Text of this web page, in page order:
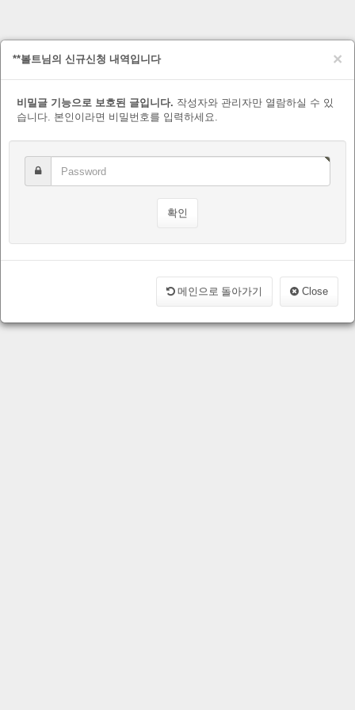
×
**볼트님의 신규신청 내역입니다
비밀글 기능으로 보호된 글입니다. 작성자와 관리자만 열람하실 수 있
습니다. 본인이라면 비밀번호를 입력하세요.
메인으로 돌아가기 Close